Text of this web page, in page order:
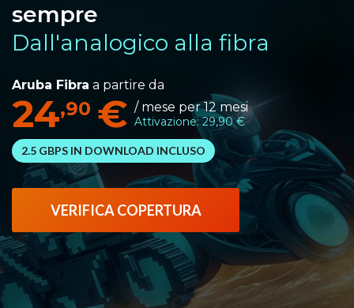
sempre
Dall'analogico alla fibra
Aruba Fibra a partire da
24,90 € / mese per 12 mesi
Attivazione: 29,90 €
2.5 GBPS IN DOWNLOAD INCLUSO
VERIFICA COPERTURA